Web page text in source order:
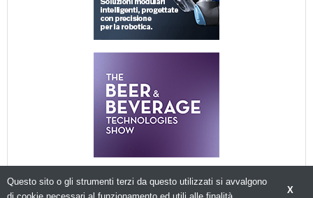
X
Questo sito o gli strumenti terzi da questo utilizzati si avvalgono